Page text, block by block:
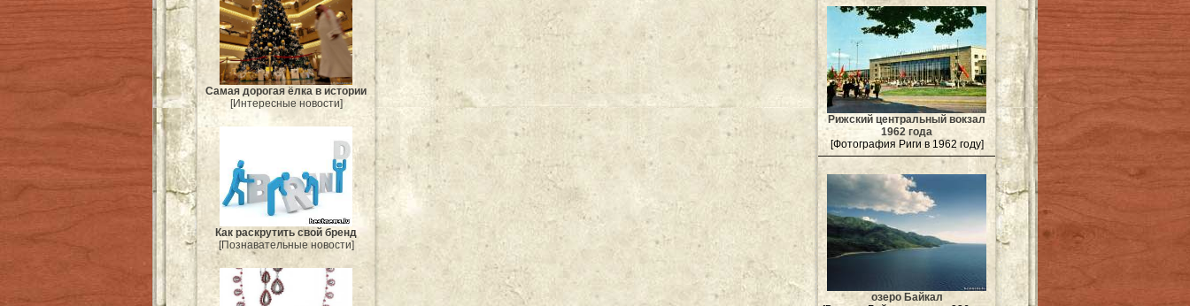
Самая дорогая ёлка в истории
[Интересные новости]
Как раскрутить свой бренд
[Познавательные новости]
Рижский центральный вокзал
1962 года
[Фотография Риги в 1962 году]
озеро Байкал